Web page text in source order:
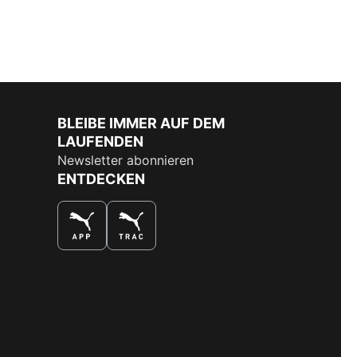
BLEIBE IMMER AUF DEM
LAUFENDEN
Newsletter abonnieren
ENTDECKEN